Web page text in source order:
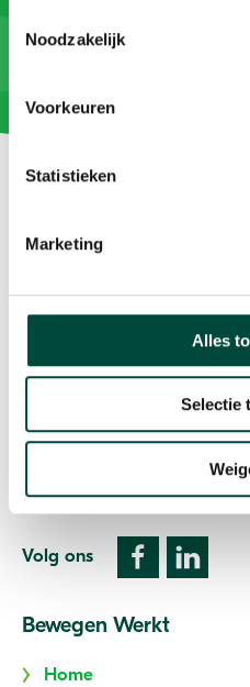
Noodzakelijk
Voorkeuren
Statistieken
Marketing
Alles
Selectie
Plesmanweg 9c
E:
Volg ons
Bewegen Werkt
Home